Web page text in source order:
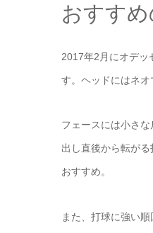
おすすめ
2017年2月にオデッ
す。ヘッドにはネオ
フェースには小さ
出し直後から転が
おすすめ。
また、打球に強い